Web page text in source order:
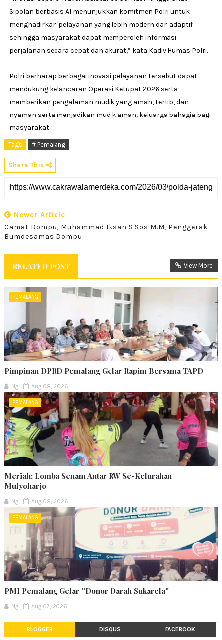
Sipolan berbasis AI menunjukkan komitmen Polri untuk
menghadirkan pelayanan yang lebih modern dan adaptif
sehingga masyarakat dapat memperoleh informasi
perjalanan secara cepat dan akurat,” kata Kadiv Humas Polri.
Polri berharap berbagai inovasi pelayanan tersebut dapat
mendukung kelancaran Operasi Ketupat 2026 serta
memberikan pengalaman mudik yang aman, tertib, dan
nyaman serta menjadikan mudik aman, keluarga bahagia bagi
masyarakat.
Tags # Pemalang
Share This
Newer Article
Camat Dompu, Muhammad Iksan S.Sos M.M, Penggerak
Bumdesamas Dompu.
RELATED POST View More
PEMALANG
Pimpinan DPRD Pemalang Gelar Rapim Bersama TAPD
Ng Aug 08, 2026
PEMALANG
Meriah; Lomba Senam Antar RW Se-Kelurahan
Mulyoharjo
Ng Aug 08, 2026
PEMALANG
PMI Pemalang Gelar ''Donor Darah Sukarela''
Ng Aug 07, 2026
BLOGGER DISQUS FACEBOOK